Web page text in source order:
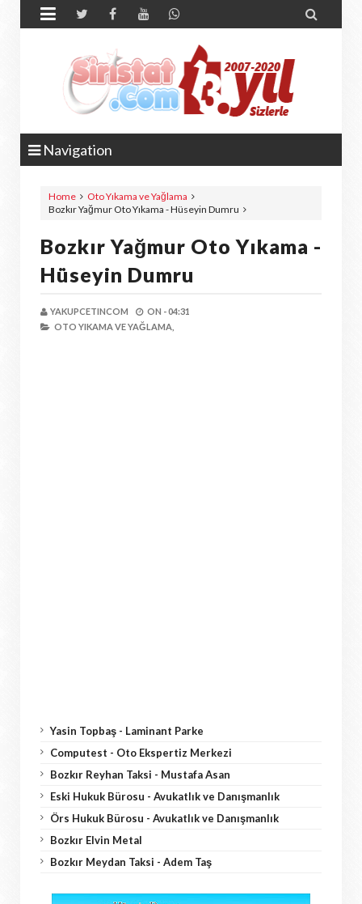
 
Navigation
Home
Oto Yıkama ve Yağlama
Bozkır Yağmur Oto Yıkama - Hüseyin Dumru
Bozkır Yağmur Oto Yıkama -
Hüseyin Dumru
YAKUPCETINCOM ON -04:31
OTO YIKAMA VE YAĞLAMA,
Yasin Topbaş - Laminant Parke
Computest - Oto Ekspertiz Merkezi
Bozkır Reyhan Taksi - Mustafa Asan
Eski Hukuk Bürosu - Avukatlık ve Danışmanlık
Örs Hukuk Bürosu - Avukatlık ve Danışmanlık
Bozkır Elvin Metal
Bozkır Meydan Taksi - Adem Taş